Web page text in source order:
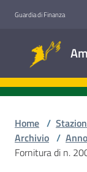
Guardia di Finanza
Home /
Archivio /
Fornitura di n.